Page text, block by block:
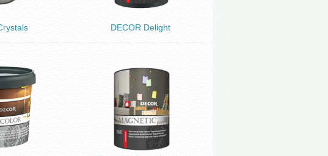
DECOR Delight